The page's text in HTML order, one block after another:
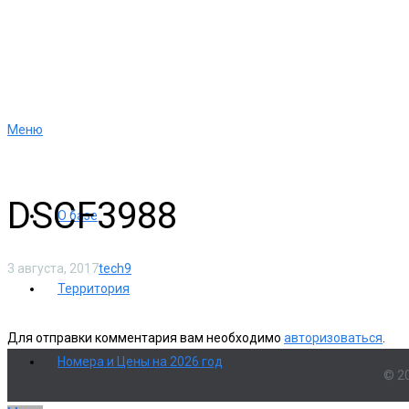
Меню
О базе
Территория
Номера и Цены на 2026 год
DSCF3988
3 августа, 2017tech9
Для отправки комментария вам необходимо авторизоваться.
©